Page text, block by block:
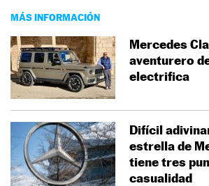
MÁS INFORMACIÓN
Mercedes
aventurero
electrifica
Difícil
estrella de
tiene tres
casualidad